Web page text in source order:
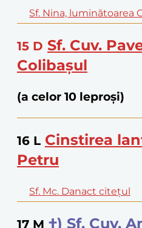
Sf. Nina, luminătoarea
15 D Sf. Cuv.
Colibașul
(a celor 10 leproși)
16 L Cinstirea
Petru
Sf. Mc. Danact citețul
17 M †) Sf. Cuv.